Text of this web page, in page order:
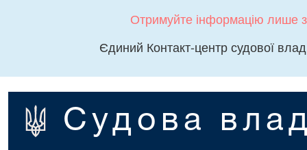
Отримуйте інформацію лише
Єдиний Контакт-центр судової
Судова